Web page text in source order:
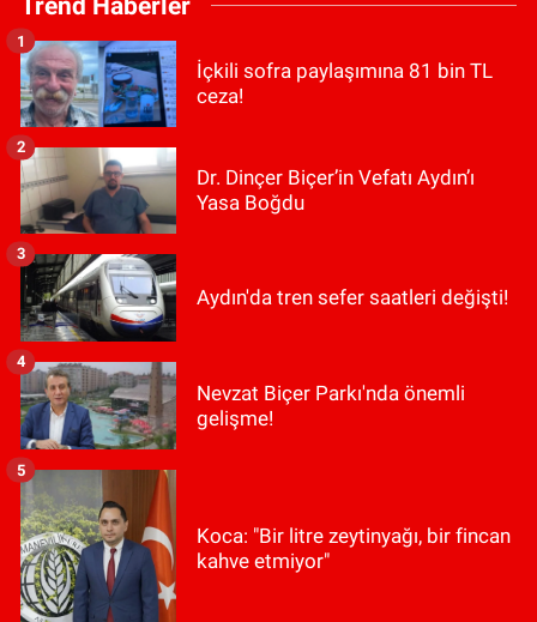
İçkili sofra paylaşımına 81 bin TL
ceza!
1
Dr. Dinçer Biçer’in Vefatı Aydın’ı
Yasa Boğdu
2
Aydın'da tren sefer saatleri değişti!
3
Nevzat Biçer Parkı'nda önemli
gelişme!
4
Koca: "Bir litre zeytinyağı, bir fincan
kahve etmiyor"
5